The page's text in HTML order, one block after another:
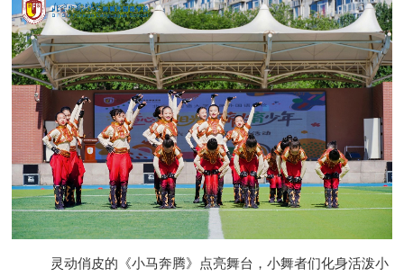
灵动俏皮的《小马奔腾》点亮舞台，小舞者们化身活泼小